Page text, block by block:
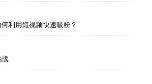
利用短视频快速吸粉？
战